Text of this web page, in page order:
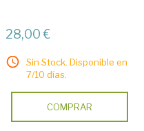
28,00 €
Sin Stock. Disponible en
7/10 días.
COMPRAR